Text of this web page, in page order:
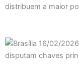
distribuem a maior